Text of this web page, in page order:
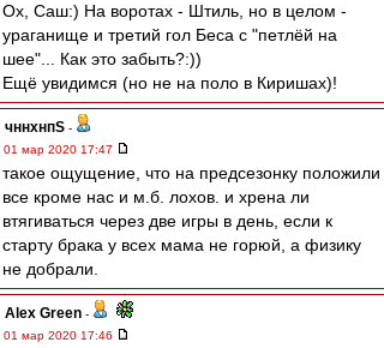
Ох, Саш:) На воротах - Штиль, но в целом -
ураганище и третий гол Беса с "петлёй на
шее"... Как это забыть?:))
Ещё увидимся (но не на поло в Киришах)!
чннхнпS -
01 мар 2020 17:47
такое ощущение, что на предсезонку положили
все кроме нас и м.б. лохов. и хрена ли
втягиваться через две игры в день, если к
старту брака у всех мама не горюй, а физику
не добрали.
Alex Green -
01 мар 2020 17:46